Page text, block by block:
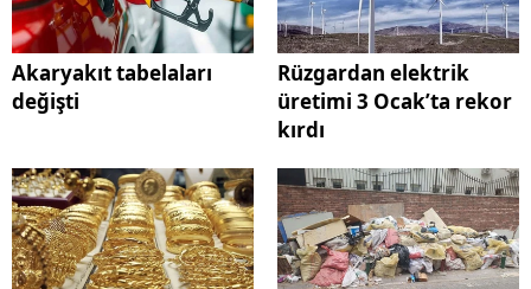
Akaryakıt tabelaları
değişti
Rüzgardan elektrik
üretimi 3 Ocak’ta rekor
kırdı